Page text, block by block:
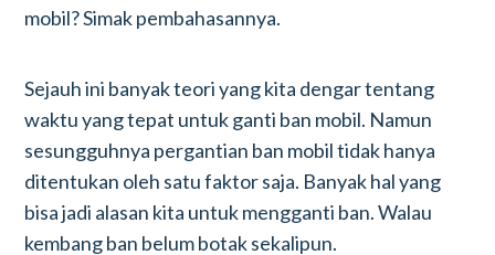
mobil? Simak pembahasannya.
Sejauh ini banyak teori yang kita dengar tentang
waktu yang tepat untuk ganti ban mobil. Namun
sesungguhnya pergantian ban mobil tidak hanya
ditentukan oleh satu faktor saja. Banyak hal yang
bisa jadi alasan kita untuk mengganti ban. Walau
kembang ban belum botak sekalipun.